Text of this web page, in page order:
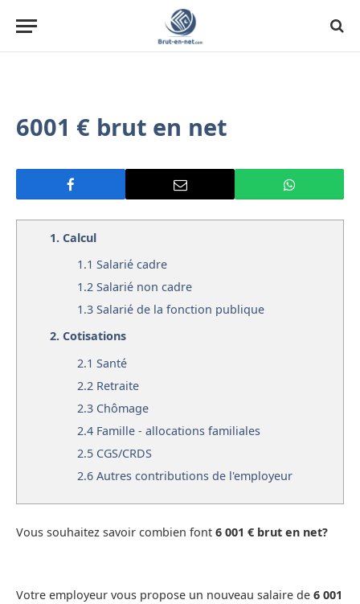
6001 € brut en net
1. Calcul
1.1 Salarié cadre
1.2 Salarié non cadre
1.3 Salarié de la fonction publique
2. Cotisations
2.1 Santé
2.2 Retraite
2.3 Chômage
2.4 Famille - allocations familiales
2.5 CGS/CRDS
2.6 Autres contributions de l'employeur
Vous souhaitez savoir combien font 6 001 € brut en net?
Votre employeur vous propose un nouveau salaire de 6 001